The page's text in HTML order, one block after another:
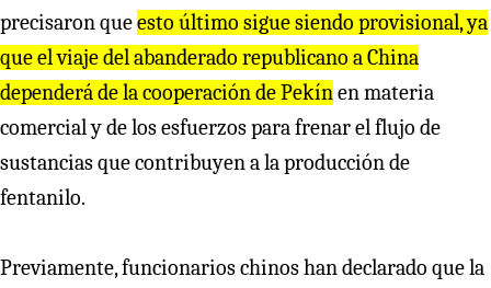
precisaron queesto último sigue siendo provisional, ya
que el viaje del abanderado republicano a China
dependerá de la cooperación de Pekínen materia
comercial y de los esfuerzos para frenar el flujo de
sustancias que contribuyen a la producción de
fentanilo.
Previamente, funcionarios chinos han declarado que la